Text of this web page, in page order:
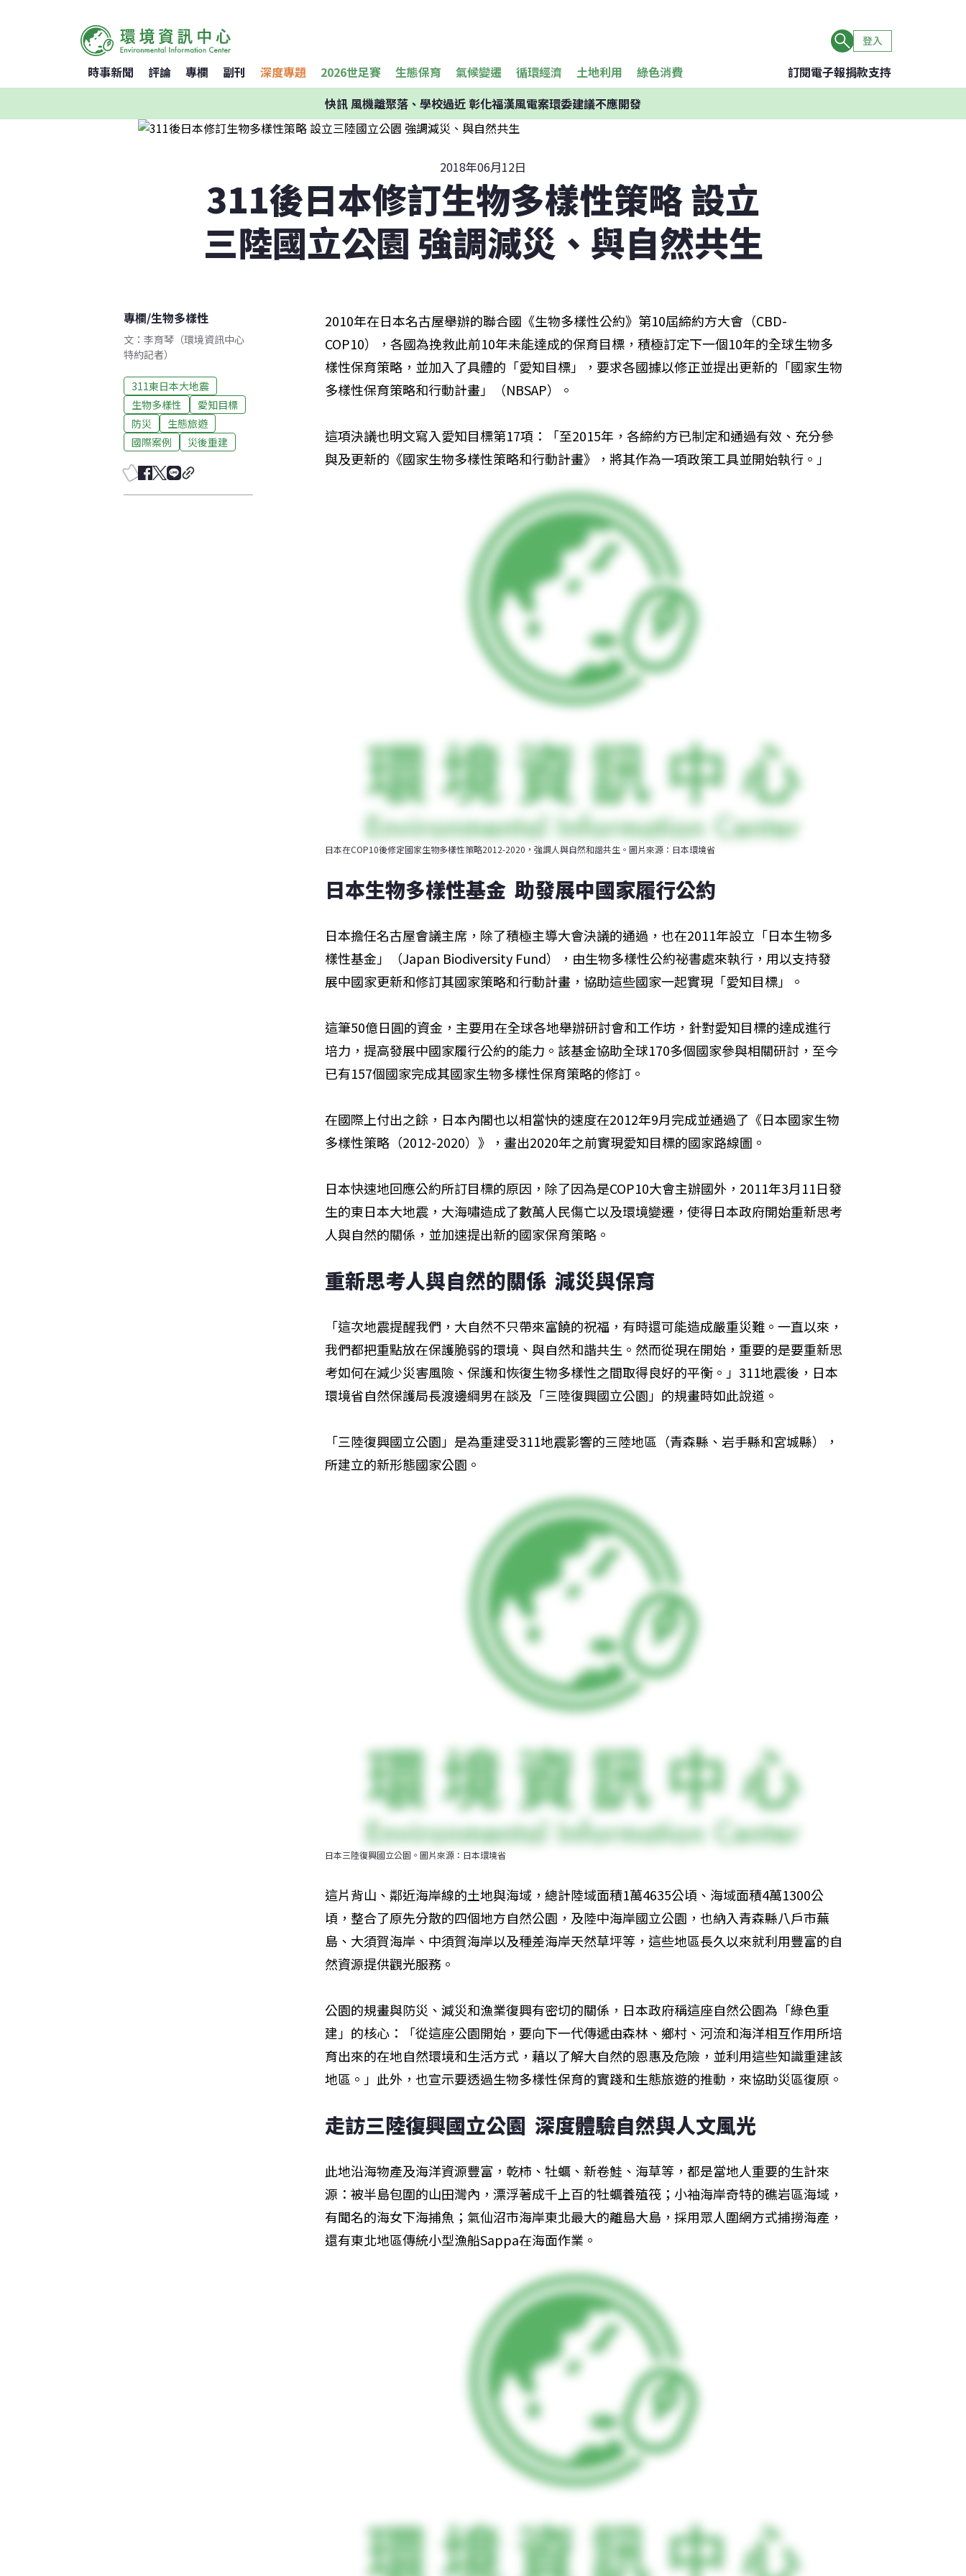
登入
時事新聞 評論 專欄 副刊 深度專題 2026世足賽 生態保育 氣候變遷 循環經濟 土地利用 綠色消費 訂閱電子報捐款支持
快訊風機離聚落、學校過近 彰化福漢風電案環委建議不應開發
2018年06月12日
311後日本修訂生物多樣性策略 設立
三陸國立公園 強調減災、與自然共生
專欄/生物多樣性
文：李育琴（環境資訊中心
特約記者）
311東日本大地震
生物多樣性
愛知目標
防災
生態旅遊
國際案例
災後重建
2010年在日本名古屋舉辦的聯合國《生物多樣性公約》第10屆締約方大會（CBD-
COP10），各國為挽救此前10年未能達成的保育目標，積極訂定下一個10年的全球生物多
樣性保育策略，並加入了具體的「愛知目標」，要求各國據以修正並提出更新的「國家生物
多樣性保育策略和行動計畫」（NBSAP）。
這項決議也明文寫入愛知目標第17項：「至2015年，各締約方已制定和通過有效、充分參
與及更新的《國家生物多樣性策略和行動計畫》，將其作為一項政策工具並開始執行。」
日本在COP10後修定國家生物多樣性策略2012-2020，強調人與自然和諧共生。圖片來源：日本環境省
日本生物多樣性基金  助發展中國家履行公約
日本擔任名古屋會議主席，除了積極主導大會決議的通過，也在2011年設立「日本生物多
樣性基金」（Japan Biodiversity Fund），由生物多樣性公約祕書處來執行，用以支持發
展中國家更新和修訂其國家策略和行動計畫，協助這些國家一起實現「愛知目標」。
這筆50億日圓的資金，主要用在全球各地舉辦研討會和工作坊，針對愛知目標的達成進行
培力，提高發展中國家履行公約的能力。該基金協助全球170多個國家參與相關研討，至今
已有157個國家完成其國家生物多樣性保育策略的修訂。
在國際上付出之餘，日本內閣也以相當快的速度在2012年9月完成並通過了《日本國家生物
多樣性策略（2012-2020）》，畫出2020年之前實現愛知目標的國家路線圖。
日本快速地回應公約所訂目標的原因，除了因為是COP10大會主辦國外，2011年3月11日發
生的東日本大地震，大海嘯造成了數萬人民傷亡以及環境變遷，使得日本政府開始重新思考
人與自然的關係，並加速提出新的國家保育策略。
重新思考人與自然的關係  減災與保育
「這次地震提醒我們，大自然不只帶來富饒的祝福，有時還可能造成嚴重災難。一直以來，
我們都把重點放在保護脆弱的環境、與自然和諧共生。然而從現在開始，重要的是要重新思
考如何在減少災害風險、保護和恢復生物多樣性之間取得良好的平衡。」311地震後，日本
環境省自然保護局長渡邊綱男在談及「三陸復興國立公園」的規畫時如此說道。
「三陸復興國立公園」是為重建受311地震影響的三陸地區（青森縣、岩手縣和宮城縣），
所建立的新形態國家公園。
日本三陸復興國立公園。圖片來源：日本環境省
這片背山、鄰近海岸線的土地與海域，總計陸域面積1萬4635公頃、海域面積4萬1300公
頃，整合了原先分散的四個地方自然公園，及陸中海岸國立公園，也納入青森縣八戶市蕪
島、大須賀海岸、中須賀海岸以及種差海岸天然草坪等，這些地區長久以來就利用豐富的自
然資源提供觀光服務。
公園的規畫與防災、減災和漁業復興有密切的關係，日本政府稱這座自然公園為「綠色重
建」的核心：「從這座公園開始，要向下一代傳遞由森林、鄉村、河流和海洋相互作用所培
育出來的在地自然環境和生活方式，藉以了解大自然的恩惠及危險，並利用這些知識重建該
地區。」此外，也宣示要透過生物多樣性保育的實踐和生態旅遊的推動，來協助災區復原。
走訪三陸復興國立公園  深度體驗自然與人文風光
此地沿海物產及海洋資源豐富，乾柿、牡蠣、新卷鮭、海草等，都是當地人重要的生計來
源：被半島包圍的山田灣內，漂浮著成千上百的牡蠣養殖筏；小袖海岸奇特的礁岩區海域，
有聞名的海女下海捕魚；氣仙沼市海岸東北最大的離島大島，採用眾人圍網方式捕撈海產，
還有東北地區傳統小型漁船Sappa在海面作業。